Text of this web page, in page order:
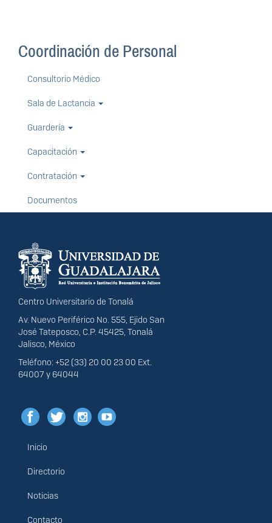
Coordinación de Personal
Consultorio Médico
Sala de Lactancia
Guardería
Capacitación
Contratación
Documentos
Información del
portal
Centro Universitario de Tonalá
Av. Nuevo Periférico No. 555, Ejido San
José Tateposco, C.P. 45425, Tonalá
Jalisco, México
Teléfono: +52 (33) 20 00 23 00 Ext.
64007 y 64044
Menú
principal
Inicio
Directorio
Noticias
Contacto